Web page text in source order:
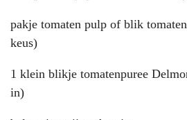
pakje tomaten pulp of blik
keus)
1 klein blikje tomatenpuree
in)